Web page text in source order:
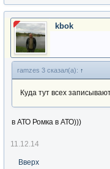
kbok
ramzes 3 сказал(а): ↑
Куда тут всех
в АТО Ромка в АТО)))
11.12.14
Вверх